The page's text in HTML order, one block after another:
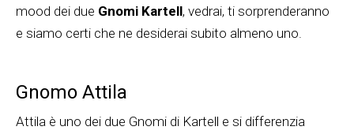
mood dei due Gnomi Kartell, vedrai, ti sorprenderanno
e siamo certi che ne desiderai subito almeno uno.
Gnomo Attila
Attila è uno dei due Gnomi di Kartell e si differenzia